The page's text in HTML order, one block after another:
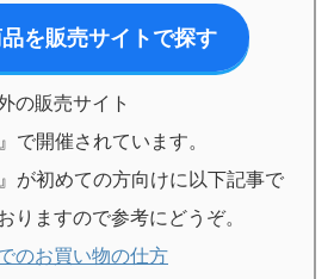
を販売サイトで探す
の販売サイト
で開催されています。
が初めての方向けに以下記事で
りますので参考にどうぞ。
のお買い物の仕方